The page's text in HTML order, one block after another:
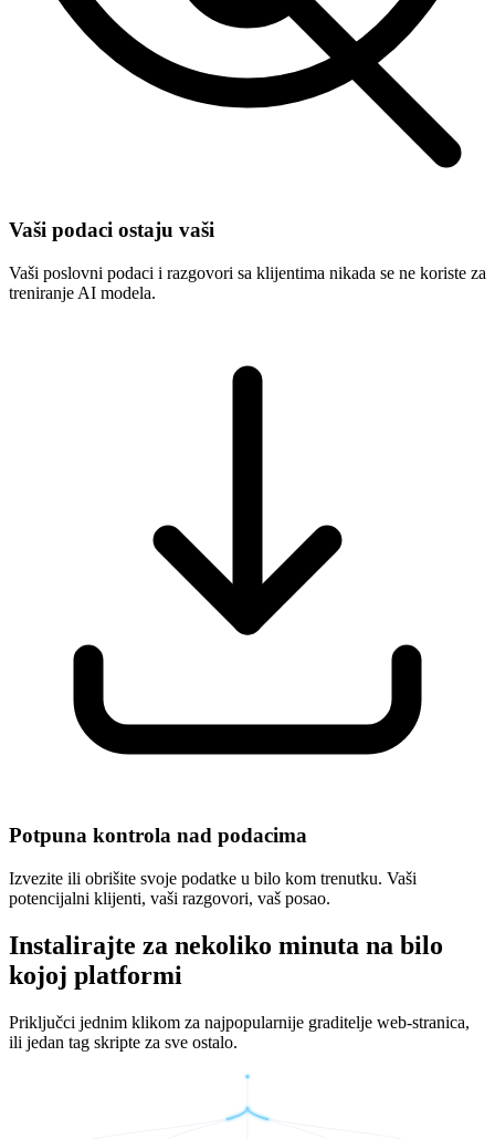
Vaši podaci ostaju vaši
Vaši poslovni podaci i razgovori sa klijentima nikada se ne koriste za
treniranje AI modela.
Potpuna kontrola nad podacima
Izvezite ili obrišite svoje podatke u bilo kom trenutku. Vaši
potencijalni klijenti, vaši razgovori, vaš posao.
Instalirajte za nekoliko minuta na bilo
kojoj platformi
Priključci jednim klikom za najpopularnije graditelje web-stranica,
ili jedan tag skripte za sve ostalo.